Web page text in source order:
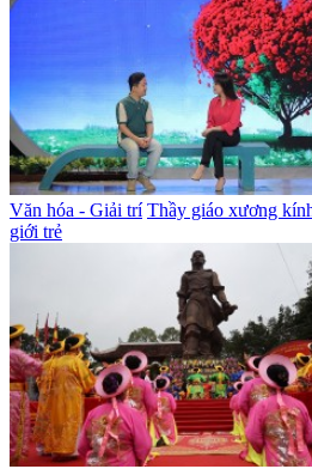
Văn hóa - Giải trí Thầy giáo xương
giới trẻ